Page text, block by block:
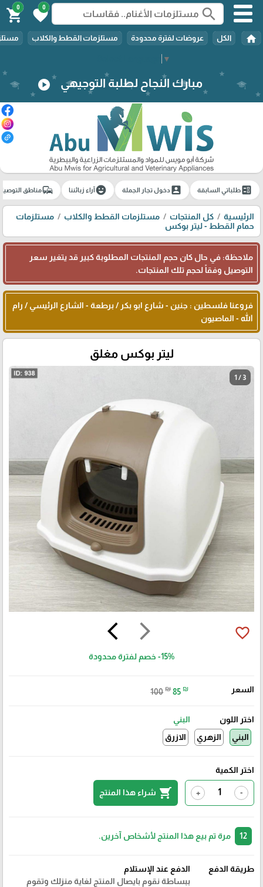
▼
search
0
favorite
0
shopping_cart
home الكل عروضات لفترة محدودة مستلزمات القطط والكلاب
مبارك النجاح لطلبة التوجيهي play_circle
ballotطلباتي السابقة account_boxدخول تجار الجملة emoji_emotionsآراء زبائننا commuteمناطق
الرئيسية كل المنتجات مستلزمات القطط والكلاب
مستلزمات
حمام القطط - ليتر بوكس
ملاحظة: في حال كان حجم المنتجات المطلوبة كبير قد يتغير سعر
التوصيل وفقاً لحجم تلك المنتجات.
فروعنا فلسطين : جنين - شارع ابو بكر / برطعة - الشارع الرئيسي / رام
الله - الماصيون
ليتر بوكس مغلق
1 / 3
arrow_forward_ios
arrow_back_ios favorite_border
-15% خصم لفترة محدودة
السعر 100 ₪ 85 ₪
اختر اللون
البني
البني
الزهري الازرق
اختر الكمية
-
+
shopping_cart شراء هذا المنتج
مرة تم بيع هذا المنتج لأشخاص آخرين.
طريقة الدفع
الدفع عند الإستلام
ببساطة نقوم بايصال المنتج لغاية منزلك وتقوم